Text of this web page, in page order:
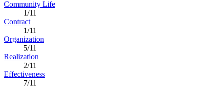
Community Life
1/11
Contract
1/11
Organization
5/11
Realization
2/11
Effectiveness
7/11